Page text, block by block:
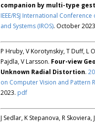
companion by multi-type
IEEE/RSJ International
and Systems (IROS). October
P Hruby, V Korotynskiy, T Duff, L
Pajdla, V Larsson. Four-view
Unknown Radial Distortion.
on Computer Vision and Pattern
2023. pdf
J Sedlar, K Stepanova, R Skoviera,